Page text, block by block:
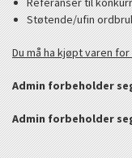
Støtende/ufin
Du må ha kjøpt varen
Admin forbeholder
Admin forbeholder